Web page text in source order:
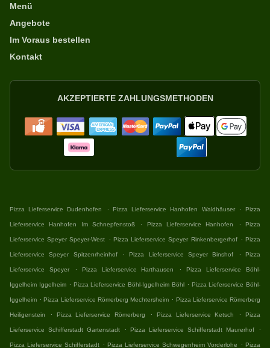
Menü
Angebote
Im Voraus bestellen
Kontakt
AKZEPTIERTE ZAHLUNGSMETHODEN
Pizza Lieferservice Dudenhofen Pizza Lieferservice Hanhofen Waldhäuser Pizza
Lieferservice Hanhofen Im Schnepfenstoß Pizza Lieferservice Hanhofen Pizza
Lieferservice Speyer Speyer-West Pizza Lieferservice Speyer Rinkenbergerhof Pizza
Lieferservice Speyer Spitzenrheinhof Pizza Lieferservice Speyer Binshof Pizza
Lieferservice Speyer Pizza Lieferservice Harthausen Pizza Lieferservice Böhl-
Iggelheim Iggelheim Pizza Lieferservice Böhl-Iggelheim Böhl Pizza Lieferservice Böhl-
Iggelheim Pizza Lieferservice Römerberg Mechtersheim Pizza Lieferservice Römerberg
Heiligenstein Pizza Lieferservice Römerberg Pizza Lieferservice Ketsch Pizza
Lieferservice Schifferstadt Gartenstadt Pizza Lieferservice Schifferstadt Maurerhof
Pizza Lieferservice Schifferstadt Pizza Lieferservice Schwegenheim Vorderlohe Pizza